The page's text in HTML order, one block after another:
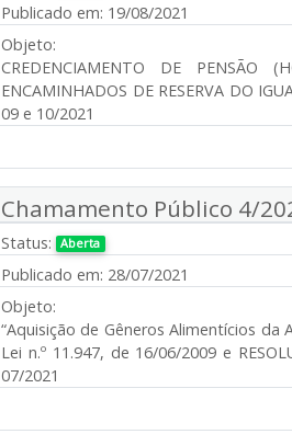
Publicado em: 19/08/2021
Objeto:
CREDENCIAMENTO DE PENSÃO
ENCAMINHADOS DE RESERVA DO
09 e 10/2021
Chamamento Público 4/
Status: Aberta
Publicado em: 28/07/2021
Objeto:
“Aquisição de Gêneros Alimentícios
Lei n.º 11.947, de 16/06/2009 e
07/2021